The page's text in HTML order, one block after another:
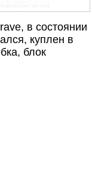
в состоянии
куплен в
блок